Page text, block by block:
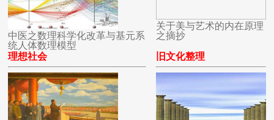
中医之数理科学化改革与基元系
统人体数理模型
关于美与艺术的内在原理
之摘抄
理想社会
旧文化整理